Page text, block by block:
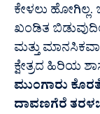
ಕೇಳಲು ಹೋಗಿಲ್ಲ.
ಖಂಡಿತ
ಮತ್ತು
ಕ್ಷೇತ್ರದ ಹಿರಿಯ
ಮುಂಗಾರು
ದಾವಣಗೆರೆ